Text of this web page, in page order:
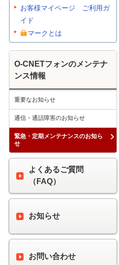
お客様マイページ ご利用ガ
イド
マークとは
O-CNETフォンのメンテナ
ンス情報
重要なお知らせ
通信・通話障害のお知らせ
緊急・定期メンテナンスのお知ら
せ
よくあるご質問
（FAQ）
お知らせ
お問い合わせ